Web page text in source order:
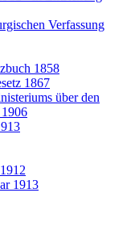
Verfassung
1858
1867
über den
1913